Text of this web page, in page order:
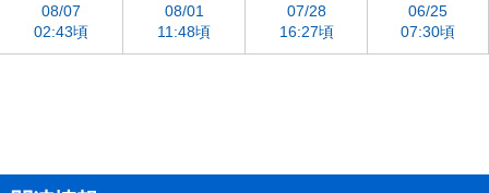
08/07
02:43頃
08/01
11:48頃
07/28
16:27頃
06/25
07:30頃